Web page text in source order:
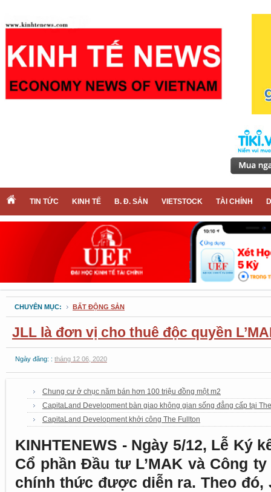
TIN TỨC KINH TẾ B. Đ. SẢN VIETSTOCK TÀI CHÍNH
CHUYÊN MỤC: BẤT ĐỘNG SẢN
JLL là đơn vị cho thuê độc quyền
Ngày đăng: : tháng 12 06, 2020
Chung cư ở chục năm bán hơn 100 triệu đồng một m2
CapitaLand Development bàn giao không gian sống đẳng cấp tại
CapitaLand Development khởi công The Fullton
KINHTENEWS - Ngày 5/12, Lễ Ký
Cổ phần Đầu tư L’MAK và Công
chính thức được diễn ra. Theo